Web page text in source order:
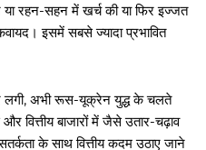
या रहन-सहन में खर्च की या फिर इज्जत
इसमें सबसे ज्यादा प्रभावित
लगी, अभी रूस-यूक्रेन युद्ध के चलते
वित्तीय बाजारों में जैसे उतार-चढ़ाव
के साथ वित्तीय कदम उठाए जाने